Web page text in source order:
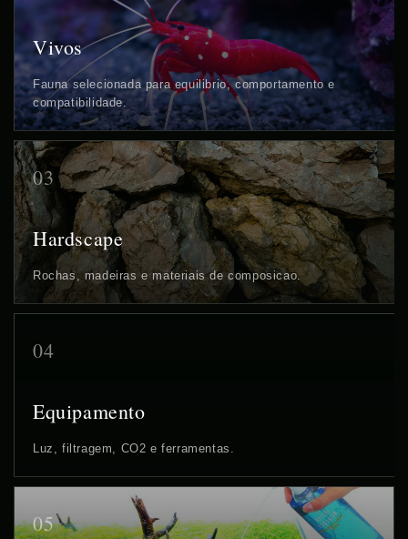
Vivos
Fauna selecionada para equilibrio, comportamento e
compatibilidade.
03
Hardscape
Rochas, madeiras e materiais de composicao.
04
Equipamento
Luz, filtragem, CO2 e ferramentas.
05